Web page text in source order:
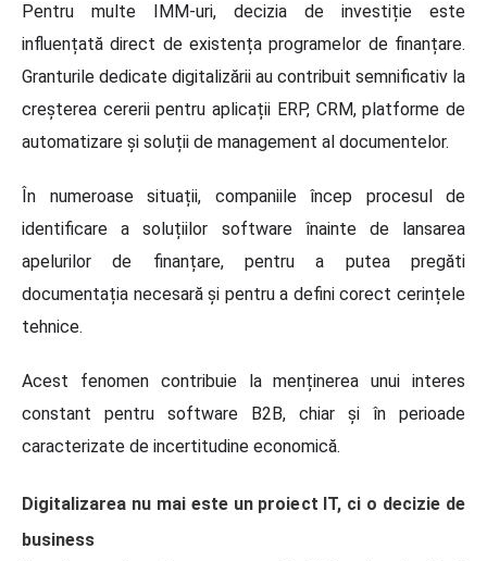
Pentru multe IMM-uri, decizia de investiție este
influențată direct de existența programelor de finanțare.
Granturile dedicate digitalizării au contribuit semnificativ la
creșterea cererii pentru aplicații ERP, CRM, platforme de
automatizare și soluții de management al documentelor.
În numeroase situații, companiile încep procesul de
identificare a soluțiilor software înainte de lansarea
apelurilor de finanțare, pentru a putea pregăti
documentația necesară și pentru a defini corect cerințele
tehnice.
Acest fenomen contribuie la menținerea unui interes
constant pentru software B2B, chiar și în perioade
caracterizate de incertitudine economică.
Digitalizarea nu mai este un proiect IT, ci o decizie de
business